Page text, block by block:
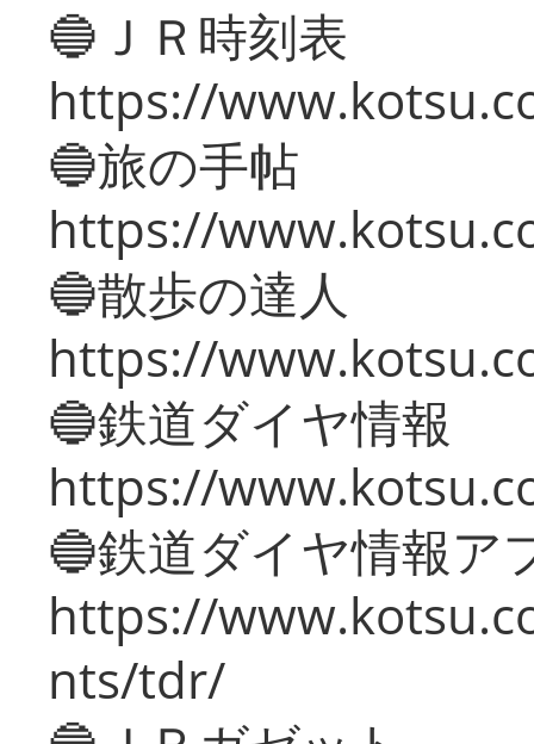
🔵ＪＲ時刻表
https://
🔵旅の手帖
https://
🔵散歩の達人
https://
🔵鉄道ダイヤ情報
https://
🔵鉄道ダイヤ情報ア
https://
nts/tdr/